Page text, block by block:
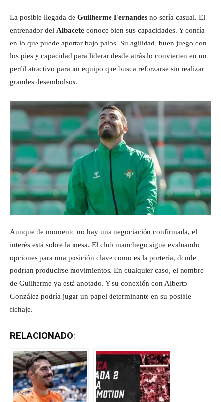
La posible llegada de Guilherme Fernandes no sería casual. El
entrenador del Albacete conoce bien sus capacidades. Y confía
en lo que puede aportar bajo palos. Su agilidad, buen juego con
los pies y capacidad para liderar desde atrás lo convierten en un
perfil atractivo para un equipo que busca reforzarse sin realizar
grandes desembolsos.
Aunque de momento no hay una negociación confirmada, el
interés está sobre la mesa. El club manchego sigue evaluando
opciones para una posición clave como es la portería, donde
podrían producirse movimientos. En cualquier caso, el nombre
de Guilherme ya está anotado. Y su conexión con Alberto
González podría jugar un papel determinante en su posible
fichaje.
RELACIONADO: